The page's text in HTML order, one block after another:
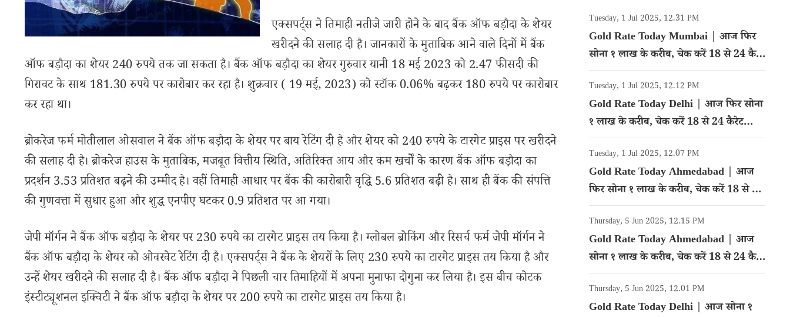
एक्सपर्ट्स ने तिमाही नतीजे जारी होने के बाद बैंक ऑफ बड़ौदा के शेयर
खरीदने की सलाह दी है। जानकारों के मुताबिक आने वाले दिनों में बैंक
ऑफ बड़ौदा का शेयर 240 रुपये तक जा सकता है। बैंक ऑफ बड़ौदा का शेयर गुरुवार यानी 18 मई 2023 को 2.47 फीसदी की
गिरावट के साथ 181.30 रुपये पर कारोबार कर रहा है। शुक्रवार ( 19 मई, 2023) को स्टॉक 0.06% बढ़कर 180 रुपये पर कारोबार
कर रहा था।
ब्रोकरेज फर्म मोतीलाल ओसवाल ने बैंक ऑफ बड़ौदा के शेयर पर बाय रेटिंग दी है और शेयर को 240 रुपये के टारगेट प्राइस पर खरीदने
की सलाह दी है। ब्रोकरेज हाउस के मुताबिक, मजबूत वित्तीय स्थिति, अतिरिक्त आय और कम खर्चों के कारण बैंक ऑफ बड़ौदा का
प्रदर्शन 3.53 प्रतिशत बढ़ने की उम्मीद है। वहीं तिमाही आधार पर बैंक की कारोबारी वृद्धि 5.6 प्रतिशत बढ़ी है। साथ ही बैंक की संपत्ति
की गुणवत्ता में सुधार हुआ और शुद्ध एनपीए घटकर 0.9 प्रतिशत पर आ गया।
जेपी मॉर्गन ने बैंक ऑफ बड़ौदा के शेयर पर 230 रुपये का टारगेट प्राइस तय किया है। ग्लोबल ब्रोकिंग और रिसर्च फर्म जेपी मॉर्गन ने
बैंक ऑफ बड़ौदा के शेयर को ओवरवेट रेटिंग दी है। एक्सपर्ट्स ने बैंक के शेयरों के लिए 230 रुपये का टारगेट प्राइस तय किया है और
उन्हें शेयर खरीदने की सलाह दी है। बैंक ऑफ बड़ौदा ने पिछली चार तिमाहियों में अपना मुनाफा दोगुना कर लिया है। इस बीच कोटक
इंस्टीट्यूशनल इक्विटी ने बैंक ऑफ बड़ौदा के शेयर पर 200 रुपये का टारगेट प्राइस तय किया है।
Tuesday, 1 Jul 2025, 12.31 PM
Gold Rate Today Mumbai | आज फिर
सोना १ लाख के करीब, चेक करें 18 से 24 कैरेट
गोल्ड का रेट
Tuesday, 1 Jul 2025, 12.12 PM
Gold Rate Today Delhi | आज फिर सोना
१ लाख के करीब, चेक करें 18 से 24 कैरेट
गोल्ड का रेट
Tuesday, 1 Jul 2025, 12.07 PM
Gold Rate Today Ahmedabad | आज
फिर सोना १ लाख के करीब, चेक करें 18 से 24
कैरेट गोल्ड का रेट
Thursday, 5 Jun 2025, 12.15 PM
Gold Rate Today Ahmedabad | आज
सोना १ लाख के करीब, चेक करें 18 से 24 कैरेट
गोल्ड का रेट
Thursday, 5 Jun 2025, 12.01 PM
Gold Rate Today Delhi | आज सोना १